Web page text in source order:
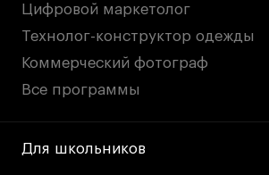
Цифровой маркетолог
Технолог-конструктор одежды
Коммерческий фотограф
Все программы
Для школьников